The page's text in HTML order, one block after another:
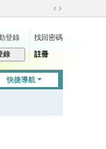
切
到
登錄
找回密碼
錄 註冊
快捷導航